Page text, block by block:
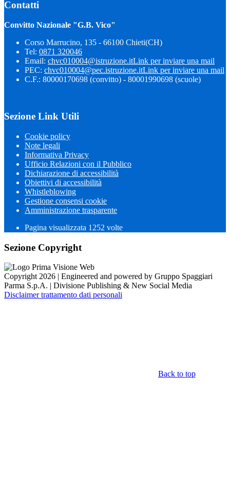
Contatti
Convitto Nazionale "G.B. Vico"
Corso Marrucino, 135 - 66100 Chieti(CH)
Tel: 0871 320046
Email: chvc010004@istruzione.itLink per inviare una mail
PEC: chvc010004@pec.istruzione.itLink per inviare una mail
C.F.: 80000170698 (convitto) - 80001990698 (scuole)
Sezione Link Utili
Cookie policy
Note legali
Informativa Privacy
Ufficio Relazioni con il Pubblico
Dichiarazione di accessibilità
Obiettivi di accessibilità
Whistleblowing
Gestione consensi cookie
Amministrazione trasparente
Pagina visualizzata 1252 volte
Sezione Copyright
Copyright 2026 | Engineered and powered by Gruppo Spaggiari
Parma S.p.A. | Divisione Publishing & New Social Media
Disclaimer trattamento dati personali
Back to top